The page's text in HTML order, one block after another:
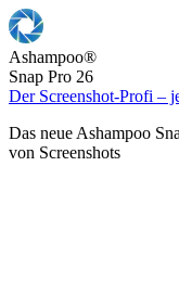
Ashampoo®
Snap Pro 26
Der Screenshot-Profi –
Das neue Ashampoo
von Screenshots